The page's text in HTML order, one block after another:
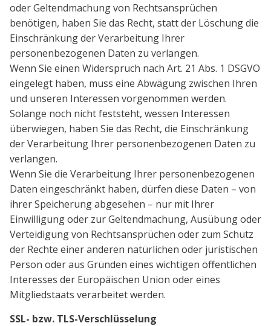
oder Geltendmachung von Rechtsansprüchen
benötigen, haben Sie das Recht, statt der Löschung die
Einschränkung der Verarbeitung Ihrer
personenbezogenen Daten zu verlangen.
Wenn Sie einen Widerspruch nach Art. 21 Abs. 1 DSGVO
eingelegt haben, muss eine Abwägung zwischen Ihren
und unseren Interessen vorgenommen werden.
Solange noch nicht feststeht, wessen Interessen
überwiegen, haben Sie das Recht, die Einschränkung
der Verarbeitung Ihrer personenbezogenen Daten zu
verlangen.
Wenn Sie die Verarbeitung Ihrer personenbezogenen
Daten eingeschränkt haben, dürfen diese Daten – von
ihrer Speicherung abgesehen – nur mit Ihrer
Einwilligung oder zur Geltendmachung, Ausübung oder
Verteidigung von Rechtsansprüchen oder zum Schutz
der Rechte einer anderen natürlichen oder juristischen
Person oder aus Gründen eines wichtigen öffentlichen
Interesses der Europäischen Union oder eines
Mitgliedstaats verarbeitet werden.
SSL- bzw. TLS-Verschlüsselung